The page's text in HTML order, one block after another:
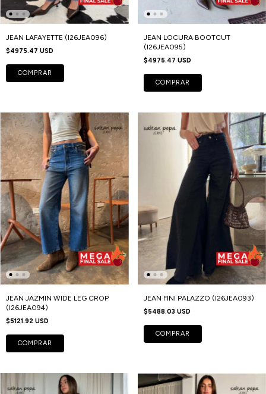
JEAN LAFAYETTE (I26JEA096)
$4975.47 USD
COMPRAR
JEAN LOCURA BOOTCUT
(I26JEA095)
$4975.47 USD
COMPRAR
JEAN JAZMIN WIDE LEG CROP
(I26JEA094)
$5121.92 USD
COMPRAR
JEAN FINI PALAZZO (I26JEA093)
$5488.03 USD
COMPRAR